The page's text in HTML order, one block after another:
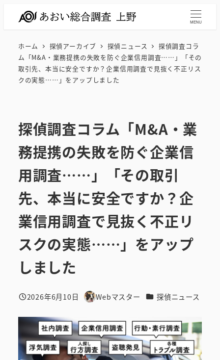
MENU
ホーム 探偵アーカイブ 探偵ニュース
探偵調査コラ
ム「M&A・業務提携の失敗を防ぐ企業信用調査……」「その
取引先、本当に安全ですか？企業信用調査で見抜く不正リス
クの実態……」をアップしました
探偵調査コラム「M&A・業
務提携の失敗を防ぐ企業信
用調査……」「その取引
先、本当に安全ですか？企
業信用調査で見抜く不正リ
スクの実態……」をアップ
しました
投稿日
2026年6月10日
著
Webマスター カテゴリー
探偵ニュース